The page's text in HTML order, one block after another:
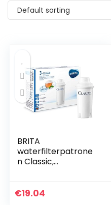
Default sorting
BRITA
waterfilterpatrone
n Classic,
BRITA
€19.04